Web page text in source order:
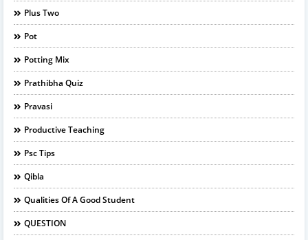
Plus Two
Pot
Potting Mix
Prathibha Quiz
Pravasi
Productive Teaching
Psc Tips
Qibla
Qualities Of A Good Student
QUESTION